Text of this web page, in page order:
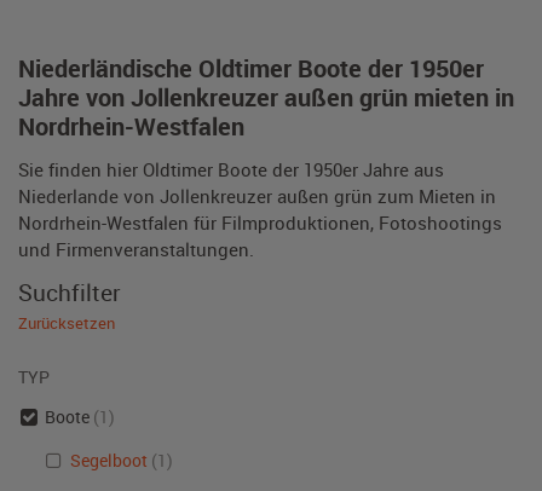
Niederländische Oldtimer Boote der 1950er
Jahre von Jollenkreuzer außen grün mieten in
Nordrhein-Westfalen
Sie finden hier Oldtimer Boote der 1950er Jahre aus
Niederlande von Jollenkreuzer außen grün zum Mieten in
Nordrhein-Westfalen für Filmproduktionen, Fotoshootings
und Firmenveranstaltungen.
Suchfilter
Zurücksetzen
TYP
Boote (1)
Segelboot (1)